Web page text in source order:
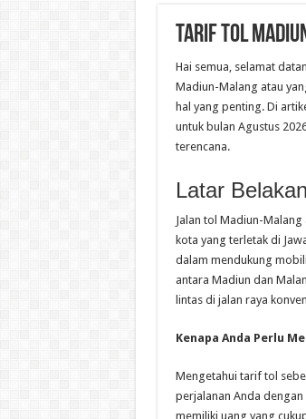
Tarif Tol
Hai semua, selamat
Madiun-Malang atau
hal yang penting. Di
untuk bulan Agustus
terencana.
Latar
Jalan tol Madiun-
kota yang terletak di
dalam mendukung
antara Madiun dan
lintas di jalan raya
Kenapa Anda Perlu
Mengetahui tarif tol
perjalanan Anda
memiliki uang yang